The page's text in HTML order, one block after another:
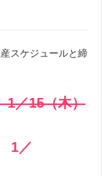
スケジュールと締
／15（木）
1／